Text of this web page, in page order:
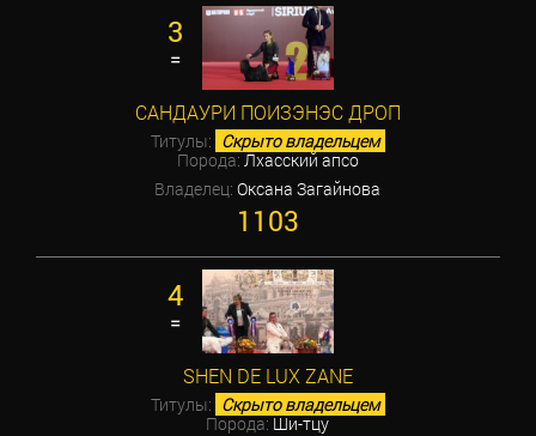
3
=
САНДАУРИ ПОИЗЭНЭС ДРОП
Титулы: Скрыто владельцем
Порода:Лхасский апсо
Владелец: Оксана Загайнова
1103
4
=
SHEN DE LUX ZANE
Титулы: Скрыто владельцем
Порода:Ши-тцу